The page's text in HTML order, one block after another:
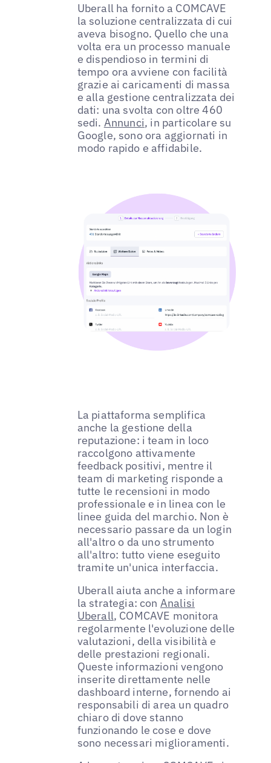
Uberall ha fornito a COMCAVE
la soluzione centralizzata di cui
aveva bisogno. Quello che una
volta era un processo manuale
e dispendioso in termini di
tempo ora avviene con facilità
grazie ai caricamenti di massa
e alla gestione centralizzata dei
dati: una svolta con oltre 460
sedi. Annunci, in particolare su
Google, sono ora aggiornati in
modo rapido e affidabile.
La piattaforma semplifica
anche la gestione della
reputazione: i team in loco
raccolgono attivamente
feedback positivi, mentre il
team di marketing risponde a
tutte le recensioni in modo
professionale e in linea con le
linee guida del marchio. Non è
necessario passare da un login
all'altro o da uno strumento
all'altro: tutto viene eseguito
tramite un'unica interfaccia.
Uberall aiuta anche a informare
la strategia: con Analisi
Uberall, COMCAVE monitora
regolarmente l'evoluzione delle
valutazioni, della visibilità e
delle prestazioni regionali.
Queste informazioni vengono
inserite direttamente nelle
dashboard interne, fornendo ai
responsabili di area un quadro
chiaro di dove stanno
funzionando le cose e dove
sono necessari miglioramenti.